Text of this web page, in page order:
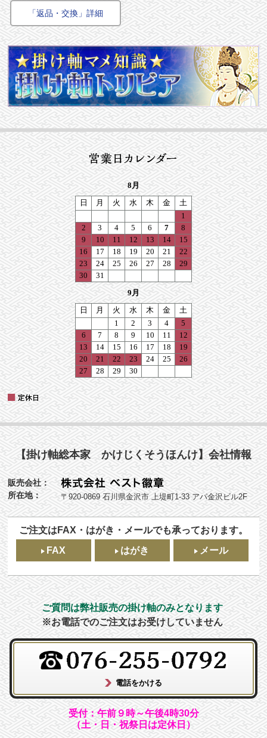
「返品・交換」詳細
【掛け軸総本家 かけじくそうほんけ】会社情報
販売会社：
所在地：
〒920-0869 石川県金沢市 上堤町1-33 アパ金沢ビル2F
ご注文はFAX・はがき・メールでも承っております。
FAX
はがき メール
ご質問は弊社販売の掛け軸のみとなります
※お電話でのご注文はお受けしていません
受付：午前９時～午後4時30分
（土・日・祝祭日は定休日）